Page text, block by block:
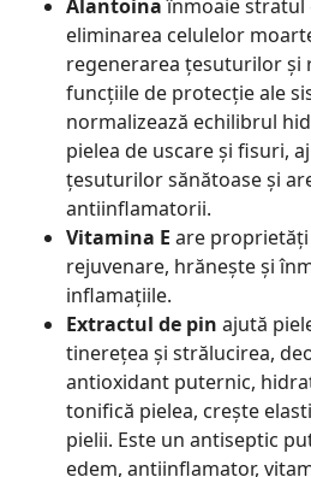
Alantoinaînmoaie stratul
eliminarea celulelor
regenerarea țesuturilor și
funcțiile de protecție ale
normalizează echilibrul
pielea de uscare și fisuri,
țesuturilor sănătoase și
antiinflamatorii.
Vitamina E are
rejuvenare, hrănește și
inflamațiile.
Extractul de pin ajută
tinerețea și strălucirea,
antioxidant puternic,
tonifică pielea, crește
pielii. Este un antiseptic
edem, antiinflamator,